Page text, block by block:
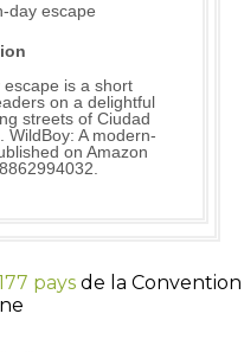
day escape
escape is a short
on a delightful
streets of Ciudad
WildBoy: A modern-
on Amazon
pays de la Convention